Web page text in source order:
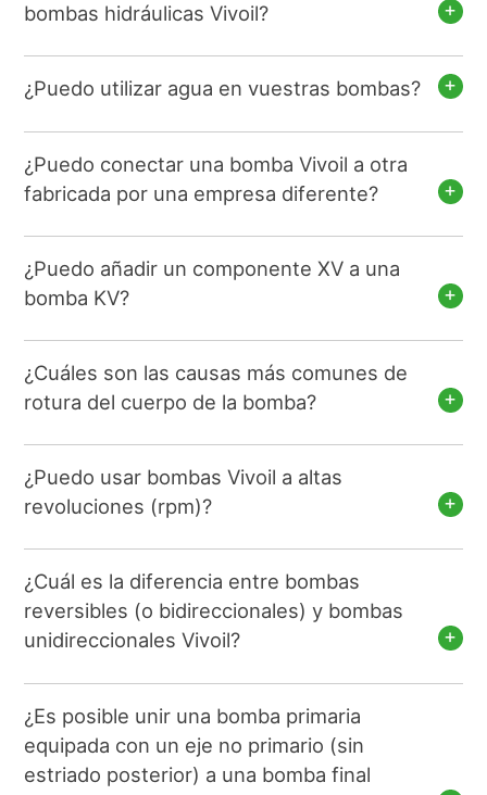
bombas hidráulicas Vivoil?
¿Puedo utilizar agua en vuestras bombas?
¿Puedo conectar una bomba Vivoil a otra
fabricada por una empresa diferente?
¿Puedo añadir un componente XV a una
bomba KV?
¿Cuáles son las causas más comunes de
rotura del cuerpo de la bomba?
¿Puedo usar bombas Vivoil a altas
revoluciones (rpm)?
¿Cuál es la diferencia entre bombas
reversibles (o bidireccionales) y bombas
unidireccionales Vivoil?
¿Es posible unir una bomba primaria
equipada con un eje no primario (sin
estriado posterior) a una bomba final